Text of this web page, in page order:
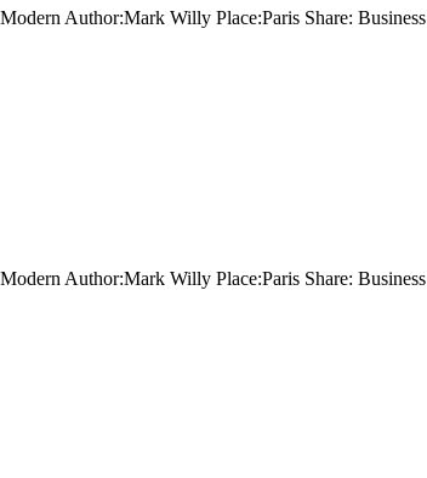
Author:Mark Willy Place:Paris Share: Business
Author:Mark Willy Place:Paris Share: Business